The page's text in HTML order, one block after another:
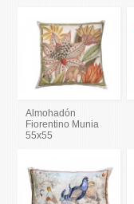
Almohadón
Fiorentino Munia
55x55